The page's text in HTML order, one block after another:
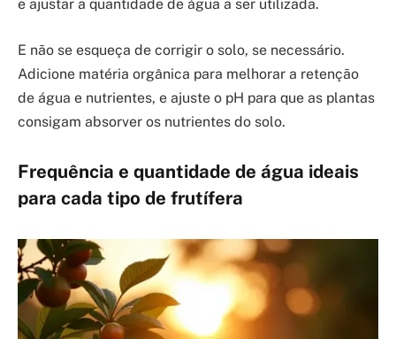
e ajustar a quantidade de água a ser utilizada.
E não se esqueça de corrigir o solo, se necessário.
Adicione matéria orgânica para melhorar a retenção
de água e nutrientes, e ajuste o pH para que as plantas
consigam absorver os nutrientes do solo.
Frequência e quantidade de água ideais
para cada tipo de frutífera